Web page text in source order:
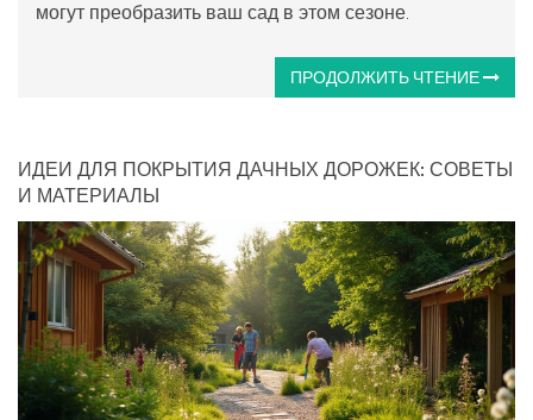
могут преобразить ваш сад в этом сезоне.
ПРОДОЛЖИТЬ ЧТЕНИЕ
ИДЕИ ДЛЯ ПОКРЫТИЯ ДАЧНЫХ ДОРОЖЕК: СОВЕТЫ
И МАТЕРИАЛЫ